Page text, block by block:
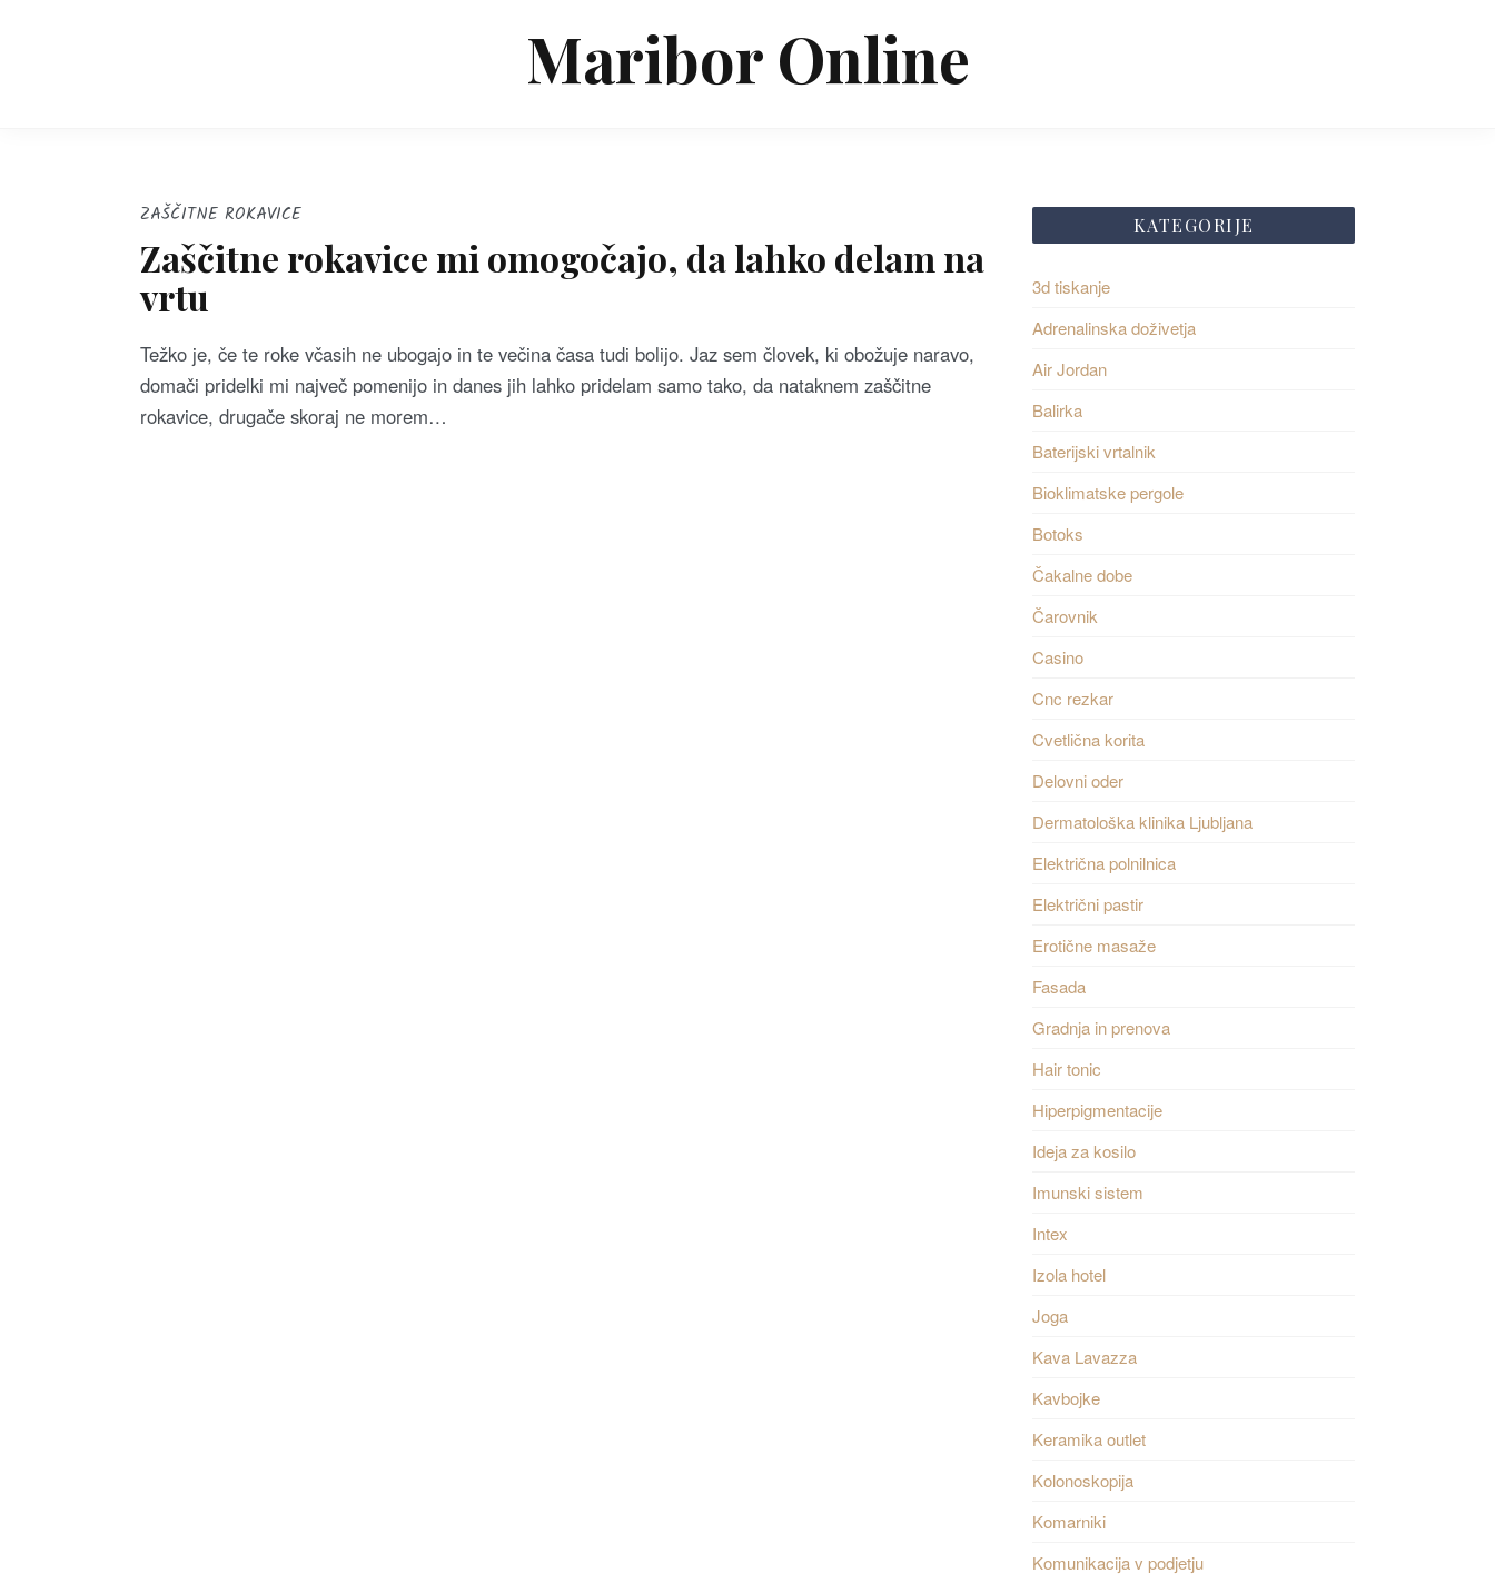
Maribor Online
ZAŠČITNE ROKAVICE
Zaščitne rokavice mi omogočajo, da lahko delam na
vrtu
Težko je, če te roke včasih ne ubogajo in te večina časa tudi bolijo. Jaz sem človek, ki obožuje naravo,
domači pridelki mi največ pomenijo in danes jih lahko pridelam samo tako, da nataknem zaščitne
rokavice, drugače skoraj ne morem…
KATEGORIJE
3d tiskanje
Adrenalinska doživetja
Air Jordan
Balirka
Baterijski vrtalnik
Bioklimatske pergole
Botoks
Čakalne dobe
Čarovnik
Casino
Cnc rezkar
Cvetlična korita
Delovni oder
Dermatološka klinika Ljubljana
Električna polnilnica
Električni pastir
Erotične masaže
Fasada
Gradnja in prenova
Hair tonic
Hiperpigmentacije
Ideja za kosilo
Imunski sistem
Intex
Izola hotel
Joga
Kava Lavazza
Kavbojke
Keramika outlet
Kolonoskopija
Komarniki
Komunikacija v podjetju